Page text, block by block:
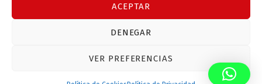
ACEPTAR
DENEGAR
VER PREFERENCIAS